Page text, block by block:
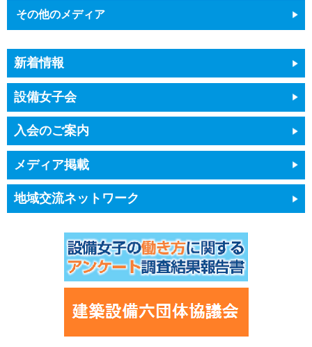
その他のメディア
新着情報
設備女子会
入会のご案内
メディア掲載
地域交流ネットワーク